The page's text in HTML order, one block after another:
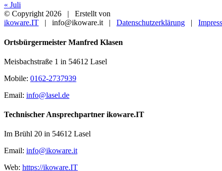
« Juli
© Copyright 2026 | Erstellt von
ikoware.IT | info@ikoware.it | Datenschutzerklärung |
Close
Bar
Ortsbürgermeister Manfred Klasen
Meisbachstraße 1 in 54612 Lasel
Mobile: 0162-2737939
Email: info@lasel.de
Technischer Ansprechpartner ikoware.IT
Im Brühl 20 in 54612 Lasel
Email: info@ikoware.it
Web: https://ikoware.IT